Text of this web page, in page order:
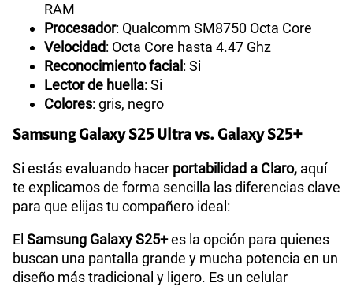
RAM
Procesador: Qualcomm SM8750 Octa Core
Velocidad: Octa Core hasta 4.47 Ghz
Reconocimiento facial : Si
Lector de huella: Si
Colores: gris, negro
Samsung Galaxy S25 Ultra vs. Galaxy S25+
Si estás evaluando hacer portabilidad a Claro, aquí
te explicamos de forma sencilla las diferencias clave
para que elijas tu compañero ideal:
El Samsung Galaxy S25+es la opción para quienes
buscan una pantalla grande y mucha potencia en un
diseño más tradicional y ligero. Es un celular